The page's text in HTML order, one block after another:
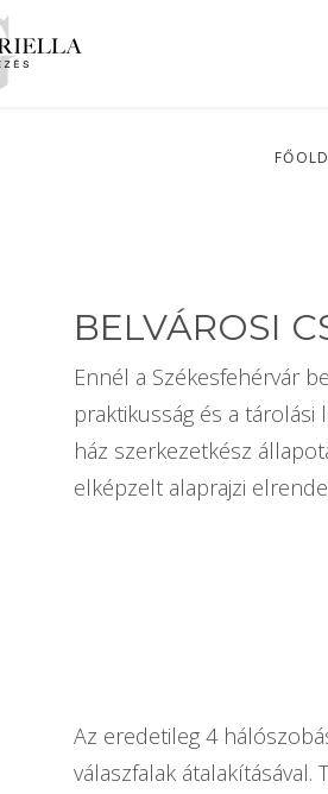
BELVÁROSI
Ennél a Székesfehérvár
praktikusság és a
ház szerkezetkész
elképzelt alaprajzi
Az eredetileg 4
válaszfalak